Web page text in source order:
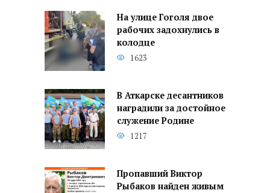
На улице Гоголя двое
рабочих задохнулись в
колодце
1623
В Аткарске десантников
наградили за достойное
служение Родине
1217
Пропавший Виктор
Рыбаков найден живым